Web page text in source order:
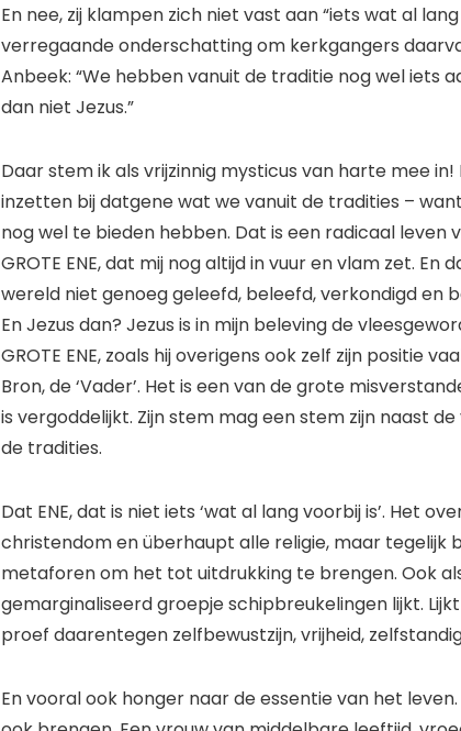
En nee, zij klampen zich niet vast aan “iets wat al
verregaande onderschatting om kerkgangers
Anbeek: “We hebben vanuit de traditie nog wel iets
dan niet Jezus.”
Daar stem ik als vrijzinnig mysticus van harte mee
inzetten bij datgene wat we vanuit de tradities –
nog wel te bieden hebben. Dat is een radicaal leven
GROTE ENE, dat mij nog altijd in vuur en vlam zet. En
wereld niet genoeg geleefd, beleefd, verkondigd en
En Jezus dan? Jezus is in mijn beleving de
GROTE ENE, zoals hij overigens ook zelf zijn positie
Bron, de ‘Vader’. Het is een van de grote
is vergoddelijkt. Zijn stem mag een stem zijn naast
de tradities.
Dat ENE, dat is niet iets ‘wat al lang voorbij is’. Het
christendom en überhaupt alle religie, maar tegelijk
metaforen om het tot uitdrukking te brengen. Ook
gemarginaliseerd groepje schipbreukelingen lijkt.
proef daarentegen zelfbewustzijn, vrijheid,
En vooral ook honger naar de essentie van het